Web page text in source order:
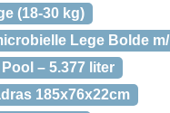
(18-30 kg)
Lege Bolde
– 5.377 liter
185x76x22cm